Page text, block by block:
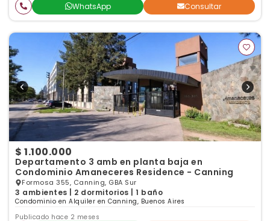
WhatsApp Consultar
$ 1.100.000
Departamento 3 amb en planta baja en
Condominio Amaneceres Residence - Canning
Formosa 355, Canning, GBA Sur
3 ambientes | 2 dormitorios | 1 baño
Condominio en Alquiler en Canning, Buenos Aires
Publicado hace 2 meses